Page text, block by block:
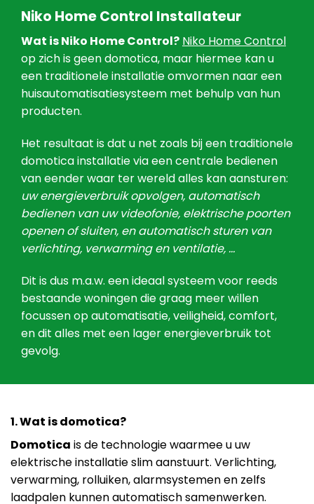
Niko Home Control Installateur
Wat is Niko Home Control? Niko Home Control
op zich is geen domotica, maar hiermee kan u
een traditionele installatie omvormen naar een
huisautomatisatiesysteem met behulp van hun
producten.
Het resultaat is dat u net zoals bij een traditionele
domotica installatie via een centrale bedienen
van eender waar ter wereld alles kan aansturen:
uw energieverbruik opvolgen, automatisch
bedienen van uw videofonie, elektrische poorten
openen of sluiten, en automatisch sturen van
verlichting, verwarming en ventilatie, …
Dit is dus m.a.w. een ideaal systeem voor reeds
bestaande woningen die graag meer willen
focussen op automatisatie, veiligheid, comfort,
en dit alles met een lager energieverbruik tot
gevolg.
1. Wat is domotica?
Domotica is de technologie waarmee u uw
elektrische installatie slim aanstuurt. Verlichting,
verwarming, rolluiken, alarmsystemen en zelfs
laadpalen kunnen automatisch samenwerken.